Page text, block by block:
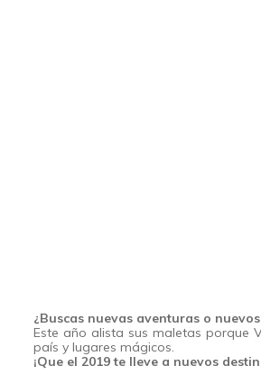
¿Buscas nuevas aventuras o
Este año alista sus maletas porque
país y lugares mágicos.
¡Que el 2019 te lleve a nuevos